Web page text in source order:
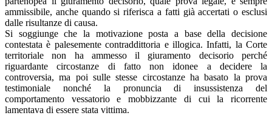
ammissibile, anche quando si riferisca a fatti già accertati o esclusi
dalle risultanze di causa.
Si soggiunge che la motivazione posta a base della decisione
contestata è palesemente contraddittoria e illogica. Infatti, la Corte
territoriale non ha ammesso il giuramento decisorio perché
riguardante circostanze di fatto non idonee a decidere la
controversia, ma poi sulle stesse circostanze ha basato la prova
testimoniale nonché la pronuncia di insussistenza del
comportamento vessatorio e mobbizzante di cui la ricorrente
lamentava di essere stata vittima.